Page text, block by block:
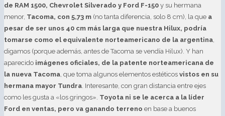
de RAM 1500, Chevrolet Silverado y Ford F-150 y su hermana
menor, Tacoma, con 5,73 m (no tanta diferencia, solo 8 cm), la que a
pesar de ser unos 40 cm más larga que nuestra Hilux, podría
tomarse como el equivalente norteamericano de la argentina,
digamos (porque además, antes de Tacoma se vendía Hilux). Y han
aparecido imágenes oficiales, de la patente norteamericana de
la nueva Tacoma, que toma algunos elementos estéticos vistos en su
hermana mayor Tundra. Interesante, con gran distancia entre ejes
como les gusta a «los gringos». Toyota ni se le acerca a la líder
Ford en ventas, pero va ganando terreno en base a buenos